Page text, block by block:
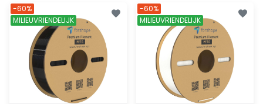
-60%
MILIEUVRIENDELIJK
-60%
MILIEUVRIENDELIJK